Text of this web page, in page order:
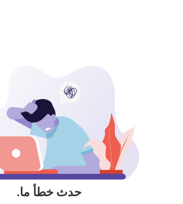
حدث خطأ ما.